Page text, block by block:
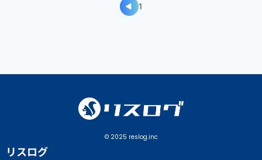
改善・要件定義
1
© 2025 reslog.inc
リスログ